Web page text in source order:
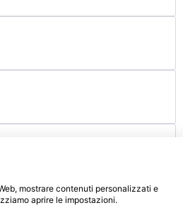
mostrare contenuti personalizzati e
aprire le impostazioni.